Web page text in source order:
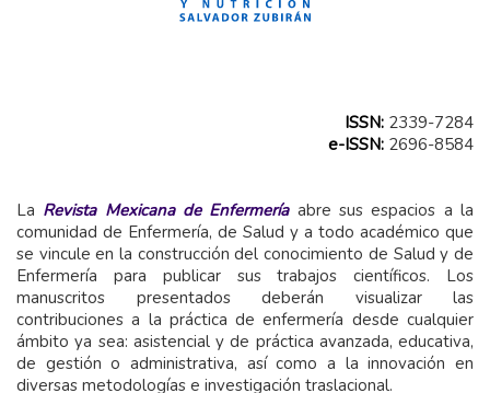
ISSN: 2339-7284
e-ISSN: 2696-8584
La Revista Mexicana de Enfermeríaabre sus espacios a la
comunidad de Enfermería, de Salud y a todo académico que
se vincule en la construcción del conocimiento de Salud y de
Enfermería para publicar sus trabajos científicos. Los
manuscritos presentados deberán visualizar las
contribuciones a la práctica de enfermería desde cualquier
ámbito ya sea: asistencial y de práctica avanzada, educativa,
de gestión o administrativa, así como a la innovación en
diversas metodologías e investigación traslacional.